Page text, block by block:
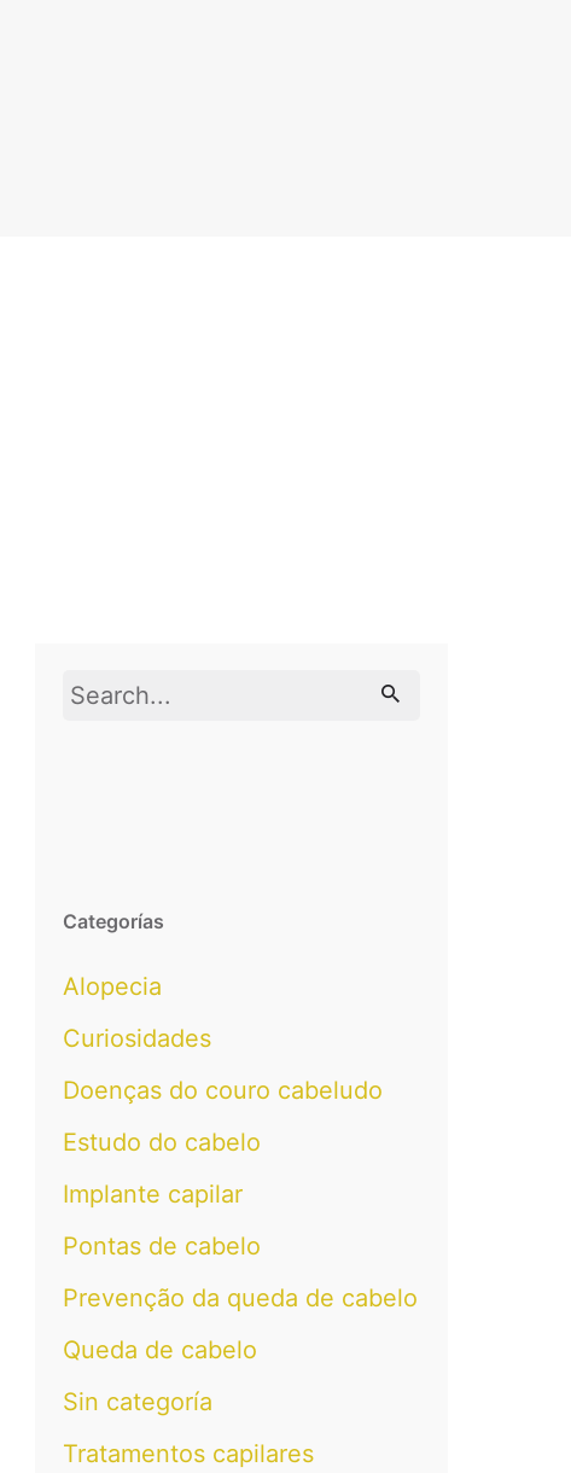
Search
Categorías
Alopecia
Curiosidades
Doenças do couro cabeludo
Estudo do cabelo
Implante capilar
Pontas de cabelo
Prevenção da queda de cabelo
Queda de cabelo
Sin categoría
Tratamentos capilares